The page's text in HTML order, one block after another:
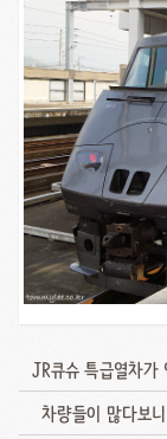
JR큐슈 특급열차가
차량들이 많다보